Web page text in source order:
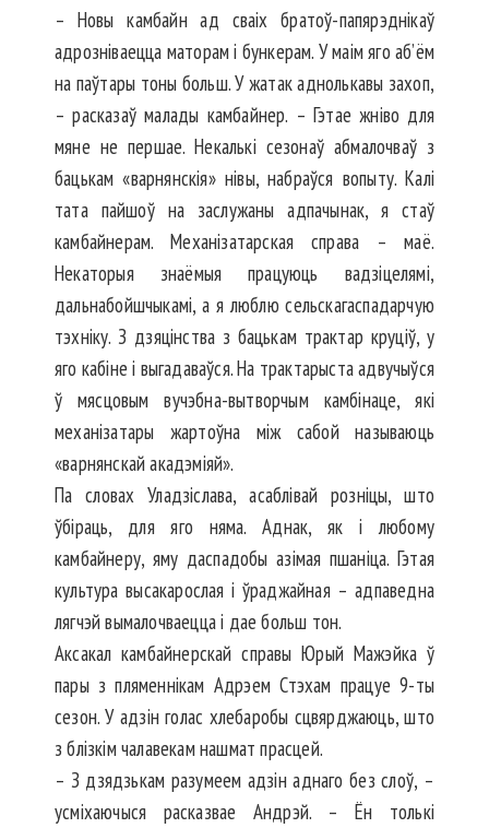
– Новы камбайн ад сваіх бра­тоў-папярэднікаў
адрозніваецца маторам і бункерам. У маім яго аб’ём
на паўтары тоны больш. У жатак аднолькавы захоп,
– расказаў малады камбайнер. – Гэтае жніво для
мяне не першае. Некалькі сезонаў абмалочваў з
бацькам «варнянскія» нівы, набраўся вопыту. Калі
тата пайшоў на заслужаны адпачынак, я стаў
камбайнерам. Меха­нізатарская справа – маё.
Некаторыя знаёмыя працуюць вадзіцелямі,
дальнабойшчыкамі, а я люблю сельскагаспадарчую
тэхніку. З дзяцінства з бацькам трактар круціў, у
яго кабіне і выгадаваўся. На трактарыста адвучыўся
ў мясцовым вучэбна-вытворчым камбінаце, які
механізатары жартоўна між сабой называюць
«варнянскай акадэміяй».
Па словах Уладзіслава, асаб­лівай розніцы, што
ўбіраць, для яго няма. Аднак, як і любому
камбайнеру, яму даспадобы азімая пшаніца. Гэтая
культура высакарослая і ўраджайная – адпаведна
лягчэй вымалочваецца і дае больш тон.
Аксакал камбайнерскай справы Юрый Мажэйка ў
пары з пляменнікам Адрэем Стэхам працуе 9-ты
сезон. У адзін голас хлебаробы сцвярджаюць, што
з блізкім чалавекам нашмат прасцей.
– З дзядзькам разумеем адзін ад­наго без слоў, –
усміхаючыся расказвае Андрэй. – Ён толькі